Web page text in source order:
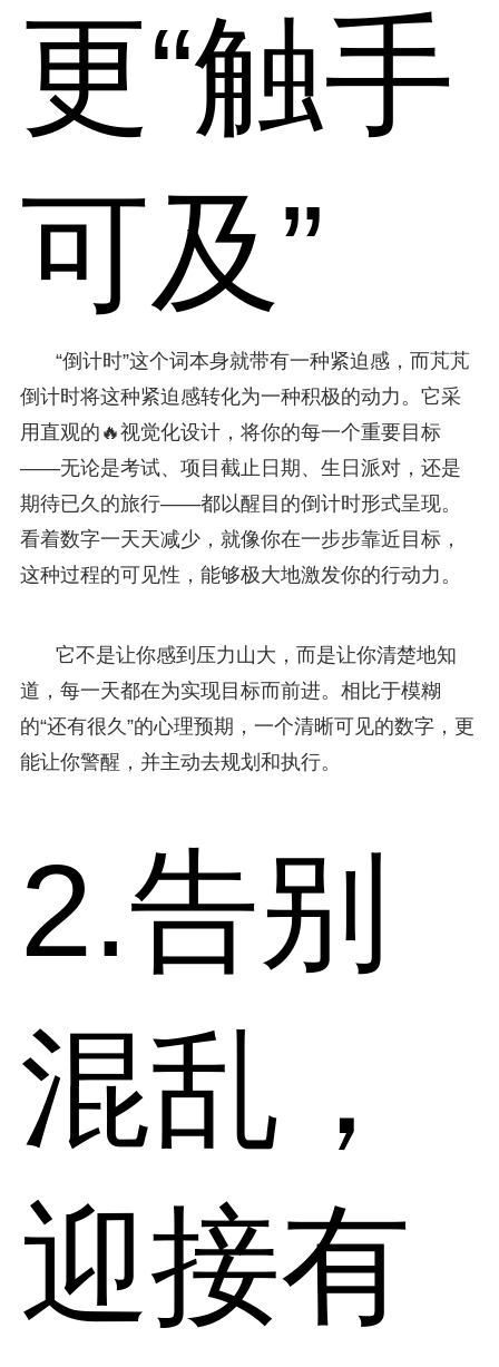
更“触手
可及”
“倒计时”这个词本身就带有一种紧迫感，而芃芃
倒计时将这种紧迫感转化为一种积极的动力。它采
用直观的🔥视觉化设计，将你的每一个重要目标
——无论是考试、项目截止日期、生日派对，还是
期待已久的旅行——都以醒目的倒计时形式呈现。
看着数字一天天减少，就像你在一步步靠近目标，
这种过程的可见性，能够极大地激发你的行动力。
它不是让你感到压力山大，而是让你清楚地知
道，每一天都在为实现目标而前进。相比于模糊
的“还有很久”的心理预期，一个清晰可见的数字，更
能让你警醒，并主动去规划和执行。
2.告别
混乱，
迎接有